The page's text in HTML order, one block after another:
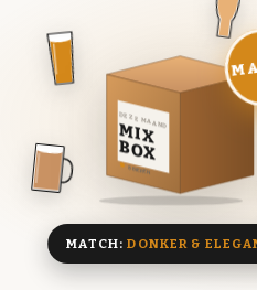
DEZE MAAND
MIX
BOX
8 BIEREN
MATCH:DONKER &